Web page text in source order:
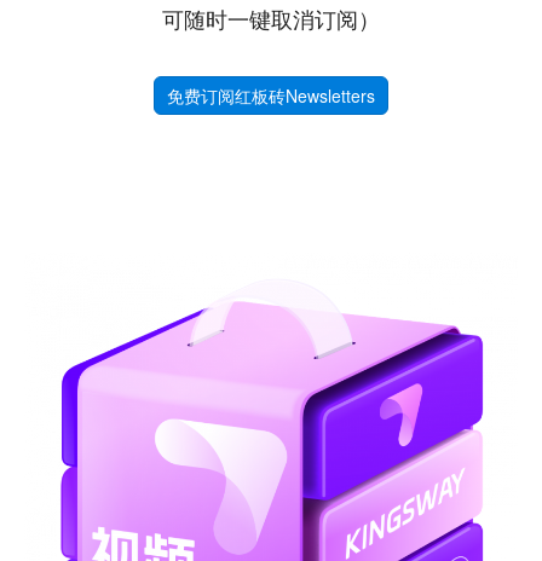
可随时一键取消订阅）
免费订阅红板砖Newsletters